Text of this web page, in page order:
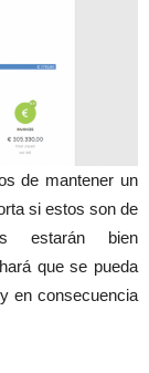
de mantener un
si estos son de
estarán bien
que se pueda
en consecuencia